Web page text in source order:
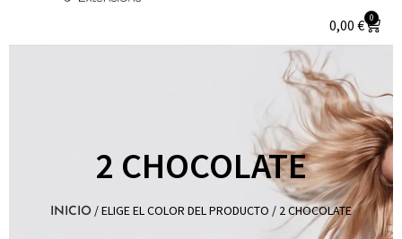
0,00 € 0
2 CHOCOLATE
INICIO / ELIGE EL COLOR DEL PRODUCTO / 2 CHOCOLATE